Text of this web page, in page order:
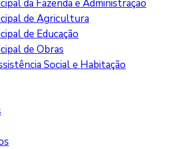
da Fazenda e Administração
de Agricultura
de Educação
de Obras
Social e Habitação